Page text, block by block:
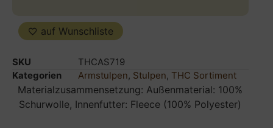
auf Wunschliste
SKU
THCAS719
Kategorien
Armstulpen, Stulpen, THC Sortiment
Materialzusammensetzung: Außenmaterial: 100%
Schurwolle, Innenfutter: Fleece (100% Polyester)